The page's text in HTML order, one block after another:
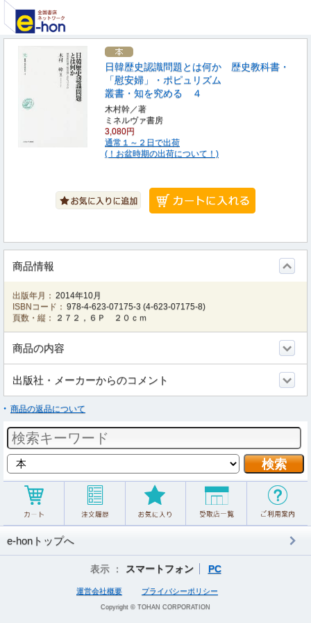
日韓歴史認識問題とは何か 歴史教科書・
「慰安婦」・ポピュリズム
叢書・知を究める ４
木村幹／著
ミネルヴァ書房
3,080円
通常１～２日で出荷
(！お盆時期の出荷について！)
商品情報
出版年月： 2014年10月
ISBNコード： 978-4-623-07175-3 (4-623-07175-8)
頁数・縦：
２７２，６Ｐ ２０ｃｍ
商品の内容
出版社・メーカーからのコメント
商品の返品について
e-honトップへ
表示 ： スマートフォン PC
運営会社概要 プライバシーポリシー
Copyright © TOHAN CORPORATION